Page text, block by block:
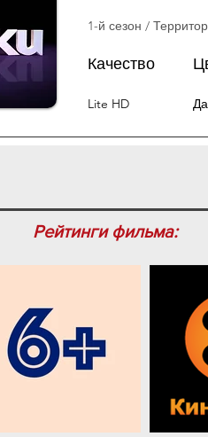
1-й сезон /
Качество
Lite HD Да
Рейтинги фильма: